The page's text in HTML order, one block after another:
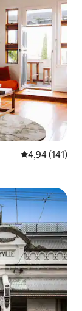
4,94 de uma
4,94 (141)